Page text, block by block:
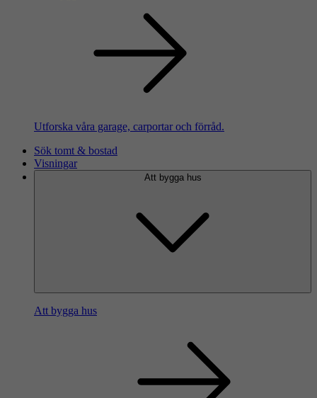
Utforska våra garage, carportar och förråd.
Sök tomt & bostad
Visningar
Att bygga hus
Att bygga hus